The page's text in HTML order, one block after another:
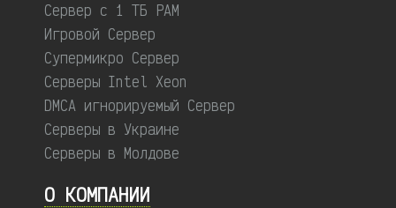
Сервер с 1 ТБ РАМ
Игровой Сервер
Супермикро Сервер
Серверы Intel Xeon
DMCA игнорируемый Сервер
Серверы в Украине
Серверы в Молдове
О КОМПАНИИ